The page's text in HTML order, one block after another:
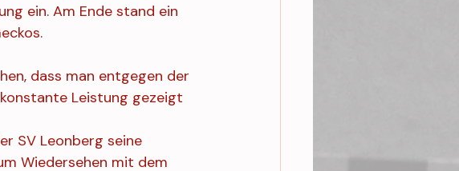
ein. Am Ende stand ein
dass man entgegen der
Leistung gezeigt
SV Leonberg seine
Wiedersehen mit dem